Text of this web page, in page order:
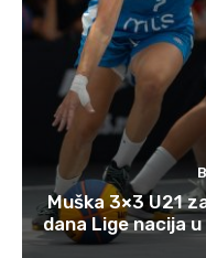
Muška 3×3 U21
dana Lige nacija